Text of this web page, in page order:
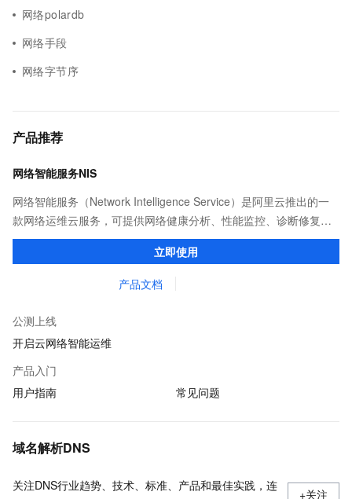
网络polardb
网络手段
网络字节序
产品推荐
网络智能服务NIS
网络智能服务（Network Intelligence Service）是阿里云推出的一
款网络运维云服务，可提供网络健康分析、性能监控、诊断修复、
流量分析等。通过集成专家经验、机器学习，方便用户自助运维。
立即使用
产品文档
公测上线
开启云网络智能运维
产品入门
用户指南
常见问题
域名解析DNS
关注DNS行业趋势、技术、标准、产品和最佳实践，连
+关注